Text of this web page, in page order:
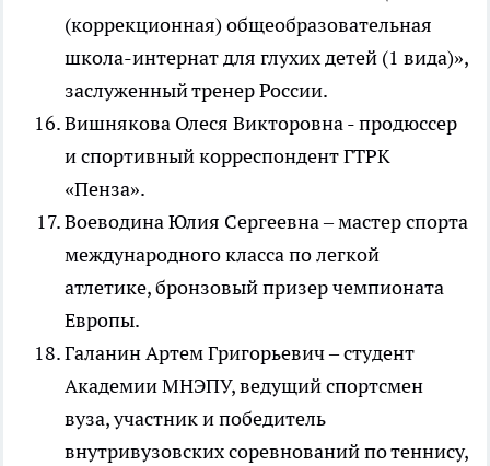
(коррекционная) общеобразовательная
школа-интернат для глухих детей (1 вида)»,
заслуженный тренер России.
Вишнякова Олеся Викторовна - продюссер
и спортивный корреспондент ГТРК
«Пенза».
Воеводина Юлия Сергеевна – мастер спорта
международного класса по легкой
атлетике, бронзовый призер чемпионата
Европы.
Галанин Артем Григорьевич – студент
Академии МНЭПУ, ведущий спортсмен
вуза, участник и победитель
внутривузовских соревнований по теннису,